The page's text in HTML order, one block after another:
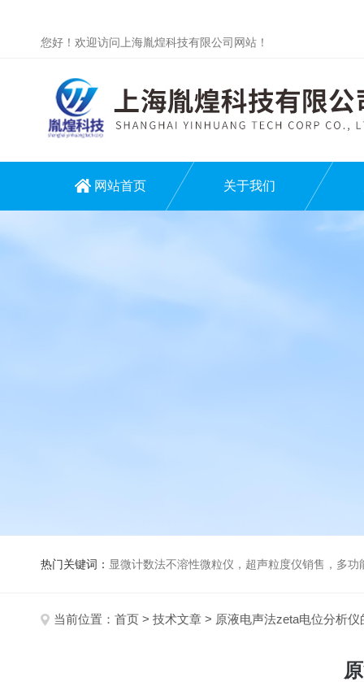
您好！欢迎访问上海胤煌科技有限公司网站！
网站首页 关于我们
热门关键词： 显微计数法不溶性微粒仪，超声粒度仪销售，多功能超声粒度分析仪，粒度及
当前位置： 首页 > 技术文章 > 原液电声法zeta电位分析